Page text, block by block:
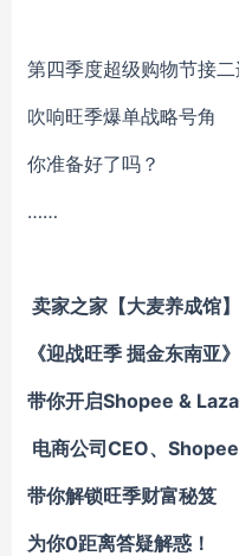
第四季度超级购物节接二
吹响旺季爆单战略号角
你准备好了吗？
……
卖家之家【大麦养成馆
《迎战旺季 掘金东南亚
带你开启Shopee &
电商公司CEO、
带你解锁旺季财富秘笈
为你0距离答疑解惑！